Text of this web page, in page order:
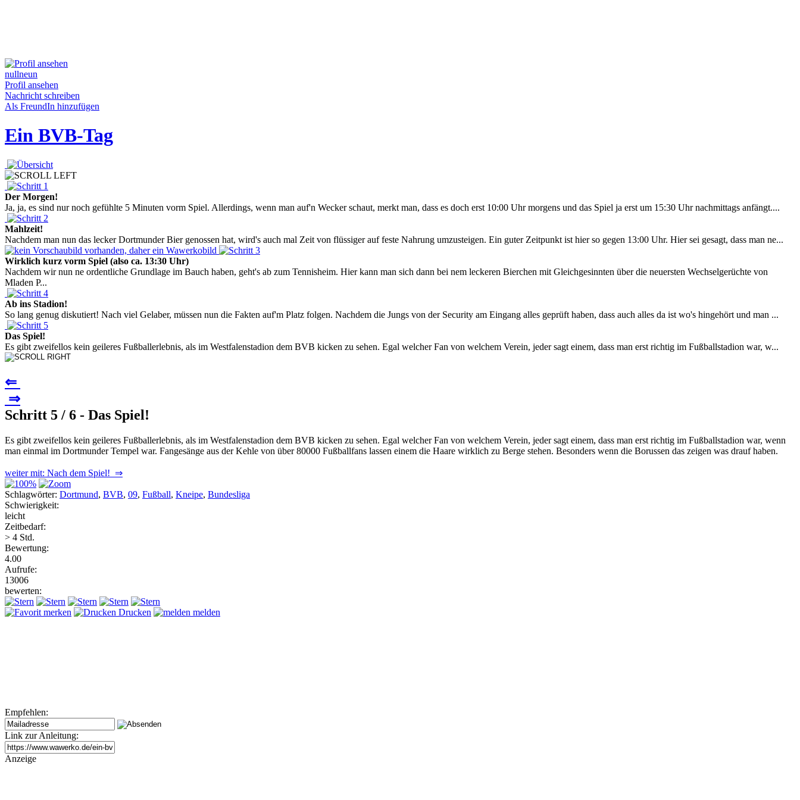
nullneun
Profil ansehen
Nachricht schreiben
Als FreundIn hinzufügen
Ein BVB-Tag
Der Morgen!
Ja, ja, es sind nur noch gefühlte 5 Minuten vorm Spiel. Allerdings, wenn man auf'n Wecker schaut, merkt man, dass es doch erst 10:00 Uhr morgens und das Spiel ja erst um 15:30 Uhr nachmittags anfängt....
Mahlzeit!
Nachdem man nun das lecker Dortmunder Bier genossen hat, wird's auch mal Zeit von flüssiger auf feste Nahrung umzusteigen. Ein guter Zeitpunkt ist hier so gegen 13:00 Uhr. Hier sei gesagt, dass man ne...
Wirklich kurz vorm Spiel (also ca. 13:30 Uhr)
Nachdem wir nun ne ordentliche Grundlage im Bauch haben, geht's ab zum Tennisheim. Hier kann man sich dann bei nem leckeren Bierchen mit Gleichgesinnten über die neuersten Wechselgerüchte von
Mladen P...
Ab ins Stadion!
So lang genug diskutiert! Nach viel Gelaber, müssen nun die Fakten auf'm Platz folgen. Nachdem die Jungs von der Security am Eingang alles geprüft haben, dass auch alles da ist wo's hingehört und man ...
Das Spiel!
Es gibt zweifellos kein geileres Fußballerlebnis, als im Westfalenstadion dem BVB kicken zu sehen. Egal welcher Fan von welchem Verein, jeder sagt einem, dass man erst richtig im Fußballstadion war, w...
⇐
⇒
Schritt 5 / 6 - Das Spiel!
Es gibt zweifellos kein geileres Fußballerlebnis, als im Westfalenstadion dem BVB kicken zu sehen. Egal welcher Fan von welchem Verein, jeder sagt einem, dass man erst richtig im Fußballstadion war, wenn
man einmal im Dortmunder Tempel war. Fangesänge aus der Kehle von über 80000 Fußballfans lassen einem die Haare wirklich zu Berge stehen. Besonders wenn die Borussen das zeigen was drauf haben.
weiter mit: Nach dem Spiel! ⇒
Schlagwörter: Dortmund, BVB, 09, Fußball, Kneipe, Bundesliga
Schwierigkeit:
leicht
Zeitbedarf:
> 4 Std.
Bewertung:
4.00
Aufrufe:
13006
bewerten:
merken Drucken melden
Empfehlen:
Link zur Anleitung:
Anzeige